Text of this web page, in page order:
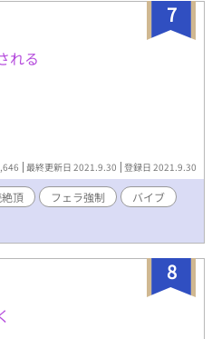
7
れる
最終更新日 2021.9.30 登録日 2021.9.30
頂 フェラ強制
バイブ
8